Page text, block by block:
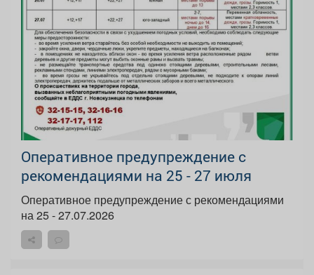
Оперативное предупреждение с
рекомендациями на 25 - 27 июля
Оперативное предупреждение с рекомендациями
на 25 - 27.07.2026